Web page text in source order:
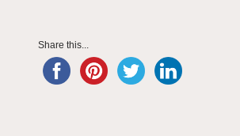
Share this...